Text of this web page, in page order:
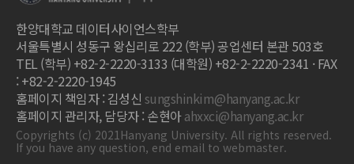
한양대학교 데이터사이언스학부
서울특별시 성동구 왕십리로 222 (학부) 공업센터 본관 503호
TEL (학부) +82-2-2220-3133 (대학원) +82-2-2220-2341 · FAX
: +82-2-2220-1945
홈페이지 책임자 : 김성신 sungshinkim@hanyang.ac.kr
홈페이지 관리자, 담당자 : 손현아ahxxci@hanyang.ac.kr
Copyrights (c) 2021Hanyang University. All rights reserved.
If you have any question, end email to webmaster.